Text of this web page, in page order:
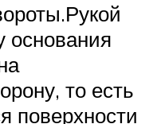
основания
то есть
поверхности